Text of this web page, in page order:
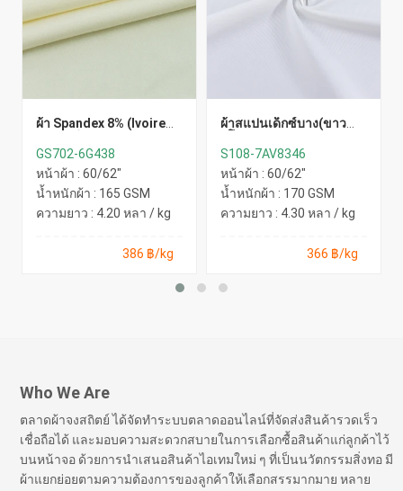
ผ้า Spandex 8% (Ivoire
GS702-6G438
หน้าผ้า : 60/62"
น้ำหนักผ้า : 165 GSM
ความยาว : 4.20 หลา / kg
386 ฿/kg
ผ้าสแปนเด็กซ์บาง(ขาว
S108-7AV8346
หน้าผ้า : 60/62"
น้ำหนักผ้า : 170 GSM
ความยาว : 4.30 หลา / kg
366 ฿/kg
Who We Are
ตลาดผ้าจงสถิตย์ ได้จัดทำระบบตลาดออนไลน์ที่จัดส่งสินค้ารวดเร็ว
เชื่อถือได้ และมอบความสะดวกสบายในการเลือกซื้อสินค้าแก่ลูกค้าไว้
บนหน้าจอ ด้วยการนำเสนอสินค้าไอเทมใหม่ ๆ ที่เป็นนวัตกรรมสิ่งทอ มี
ผ้าแยกย่อยตามความต้องการของลูกค้าให้เลือกสรรมากมาย หลาย